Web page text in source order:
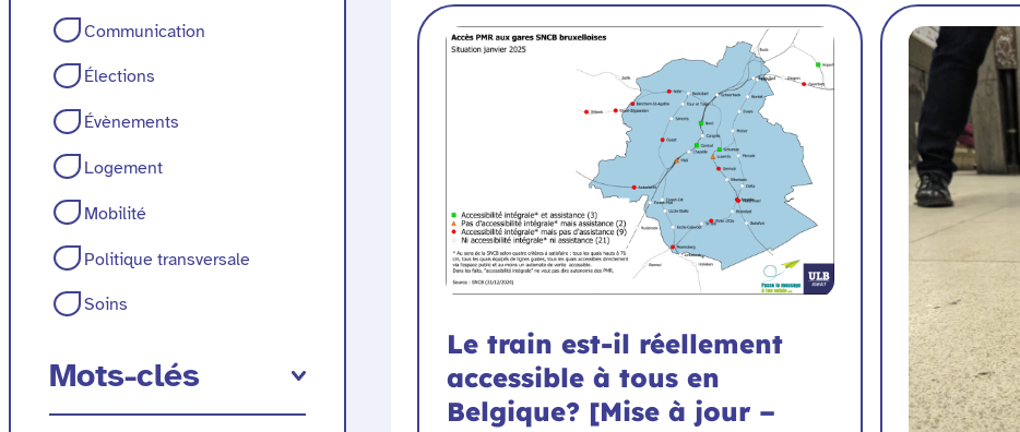
de
travailCommunication
Élections
Évènements
Logement
Mobilité
Politique transversale
Soins
Mots-clés
Le train est-il réellement
accessible à tous en
Belgique? [Mise à jour –